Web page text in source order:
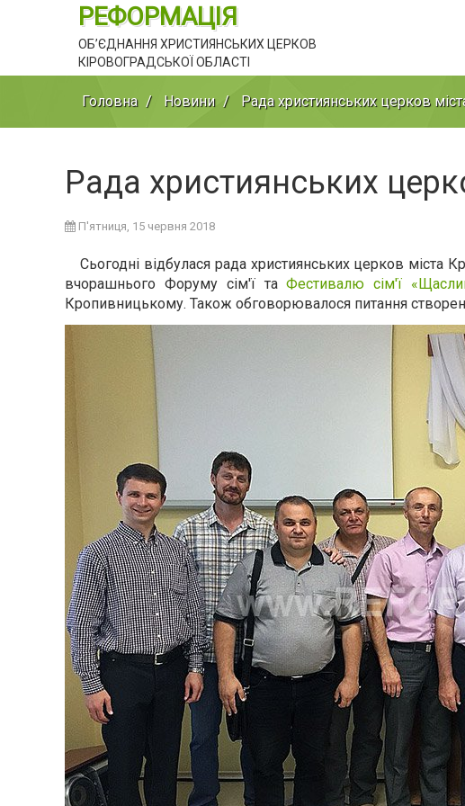
РЕФОРМАЦІЯ
ОБ’ЄДНАННЯ ХРИСТИЯНСЬКИХ ЦЕРКОВ
КІРОВОГРАДСЬКОЇ ОБЛАСТІ
Головна Новини Рада християнських церков
Рада християнських
П'ятниця, 15 червня 2018
Сьогодні відбулася рада християнських церков міста
вчорашнього Форуму сім'ї таФестивалю сім'ї
Кропивницькому. Також обговорювалося питання